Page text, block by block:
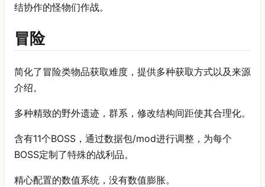
结协作的怪物们作战。
冒险
简化了冒险类物品获取难度，提供多种获取方式以及来源
介绍。
多种精致的野外遗迹，群系，修改结构间距使其合理化。
含有11个BOSS，通过数据包/mod进行调整，为每个
BOSS定制了特殊的战利品。
精心配置的数值系统，没有数值膨胀。